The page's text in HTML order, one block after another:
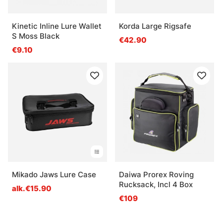
Kinetic Inline Lure Wallet
S Moss Black
€9.10
Korda Large Rigsafe
€42.90
Mikado Jaws Lure Case
alk.€15.90
Daiwa Prorex Roving
Rucksack, Incl 4 Box
€109